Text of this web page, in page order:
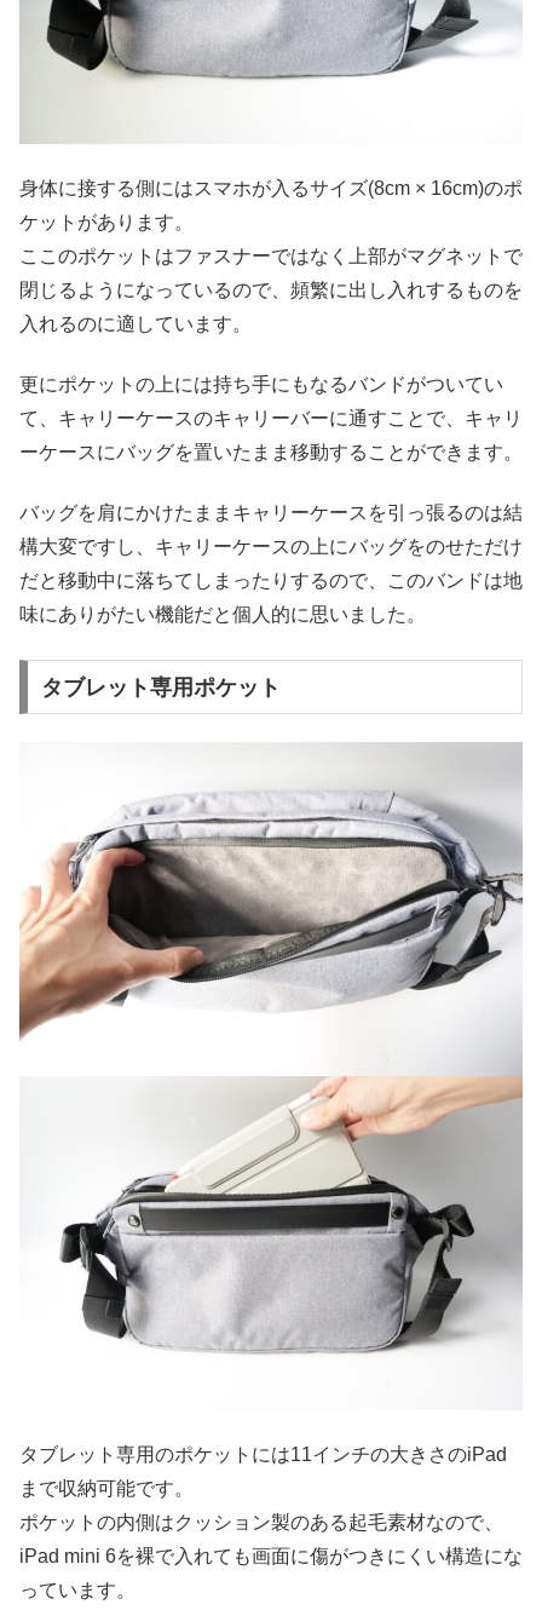
身体に接する側にはスマホが入るサイズ(8cm × 16cm)のポ
ケットがあります。
ここのポケットはファスナーではなく上部がマグネットで
閉じるようになっているので、頻繁に出し入れするものを
入れるのに適しています。
更にポケットの上には持ち手にもなるバンドがついてい
て、キャリーケースのキャリーバーに通すことで、キャリ
ーケースにバッグを置いたまま移動することができます。
バッグを肩にかけたままキャリーケースを引っ張るのは結
構大変ですし、キャリーケースの上にバッグをのせただけ
だと移動中に落ちてしまったりするので、このバンドは地
味にありがたい機能だと個人的に思いました。
タブレット専用ポケット
タブレット専用のポケットには11インチの大きさのiPad
まで収納可能です。
ポケットの内側はクッション製のある起毛素材なので、
iPad mini 6を裸で入れても画面に傷がつきにくい構造にな
っています。